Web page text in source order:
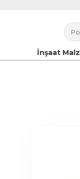
İnşaat